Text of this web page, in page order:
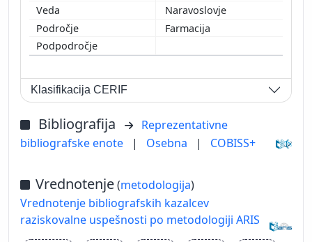
Naravoslovje
Farmacija
Klasifikacija CERIF
Bibliografija
Reprezentativne
bibliografske enote
| Osebna | COBISS+
Vrednotenje(metodologija)
Vrednotenje bibliografskih kazalcev
raziskovalne uspešnosti po metodologiji ARIS